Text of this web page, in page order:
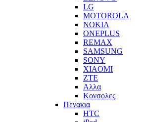
LG
MOTOROLA
NOKIA
ONEPLUS
REMAX
SAMSUNG
SONY
XIAOMI
ZTE
Αλλα
Κονσολες
Πενακια
HTC